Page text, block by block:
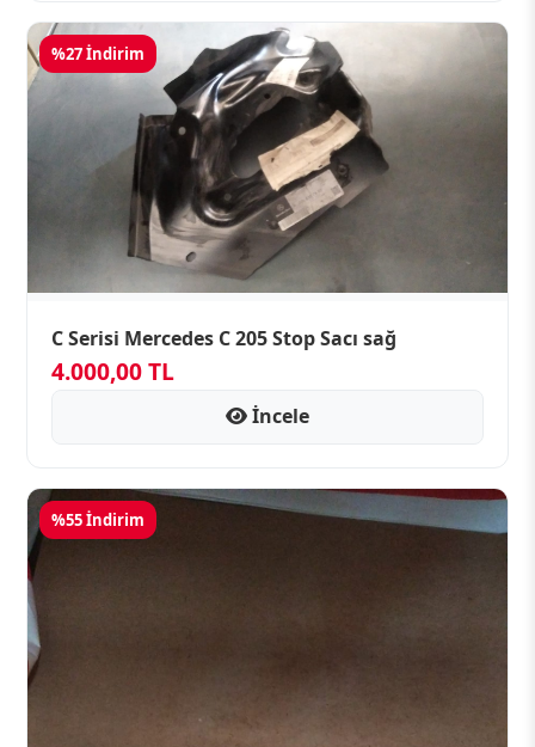
%27 İndirim
C Serisi Mercedes C 205 Stop Sacı sağ
4.000,00 TL
İncele
%55 İndirim